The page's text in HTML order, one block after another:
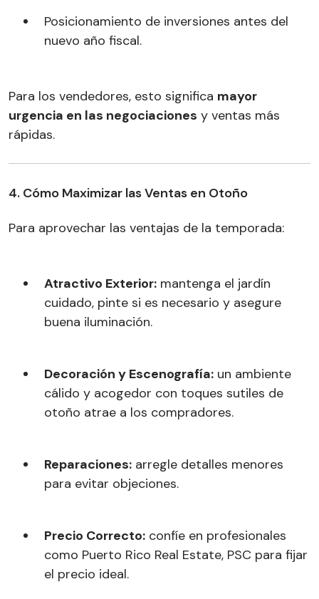
Posicionamiento de inversiones antes del
nuevo año fiscal.
Para los vendedores, esto significa mayor
urgencia en las negociaciones y ventas más
rápidas.
4. Cómo Maximizar las Ventas en Otoño
Para aprovechar las ventajas de la temporada:
Atractivo Exterior: mantenga el jardín
cuidado, pinte si es necesario y asegure
buena iluminación.
Decoración y Escenografía: un ambiente
cálido y acogedor con toques sutiles de
otoño atrae a los compradores.
Reparaciones: arregle detalles menores
para evitar objeciones.
Precio Correcto: confíe en profesionales
como Puerto Rico Real Estate, PSC para fijar
el precio ideal.